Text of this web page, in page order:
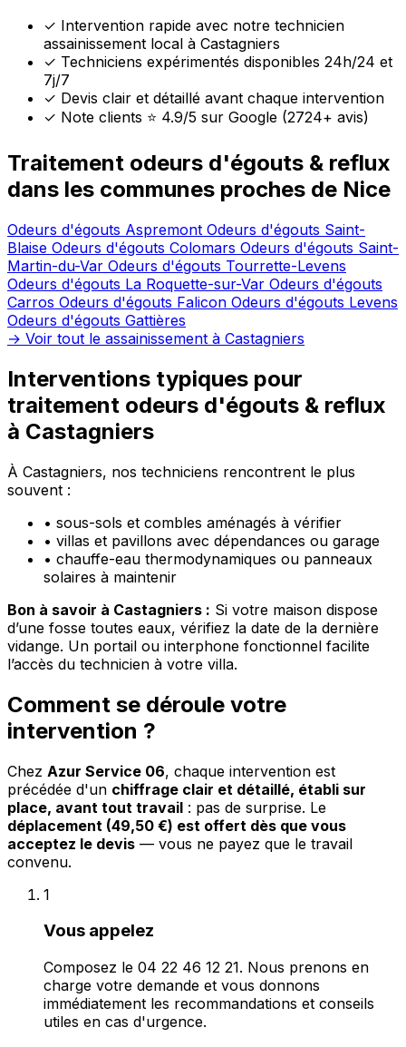
✓ Intervention rapide avec notre technicien
assainissement local à Castagniers
✓ Techniciens expérimentés disponibles 24h/24 et
7j/7
✓ Devis clair et détaillé avant chaque intervention
✓ Note clients ⭐ 4.9/5 sur Google (2724+ avis)
Traitement odeurs d'égouts & reflux
dans les communes proches de Nice
Odeurs d'égouts Aspremont Odeurs d'égouts Saint-
Blaise Odeurs d'égouts Colomars Odeurs d'égouts Saint-
Martin-du-Var Odeurs d'égouts Tourrette-Levens
Odeurs d'égouts La Roquette-sur-Var Odeurs d'égouts
Carros Odeurs d'égouts Falicon Odeurs d'égouts Levens
Odeurs d'égouts Gattières
→ Voir tout le assainissement à Castagniers
Interventions typiques pour
traitement odeurs d'égouts & reflux
à Castagniers
À Castagniers, nos techniciens rencontrent le plus
souvent :
• sous-sols et combles aménagés à vérifier
• villas et pavillons avec dépendances ou garage
• chauffe-eau thermodynamiques ou panneaux
solaires à maintenir
Bon à savoir à Castagniers : Si votre maison dispose
d’une fosse toutes eaux, vérifiez la date de la dernière
vidange. Un portail ou interphone fonctionnel facilite
l’accès du technicien à votre villa.
Comment se déroule votre
intervention ?
Chez Azur Service 06, chaque intervention est
précédée d'un chiffrage clair et détaillé, établi sur
place, avant tout travail : pas de surprise. Le
déplacement (49,50 €) est offert dès que vous
acceptez le devis — vous ne payez que le travail
convenu.
1
Vous appelez
Composez le 04 22 46 12 21. Nous prenons en
charge votre demande et vous donnons
immédiatement les recommandations et conseils
utiles en cas d'urgence.